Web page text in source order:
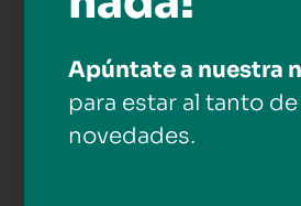
Deja una respuesta
Tu dirección de correo electrónico
Los campos obligatorios están
Apúntate a nuestra
para estar al tanto
novedades.